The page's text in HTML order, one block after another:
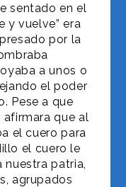
sentado en el
y vuelve” era
por la
a unos o
el poder
Pese a que
que al
el cuero para
el cuero le
patria,
agrupados